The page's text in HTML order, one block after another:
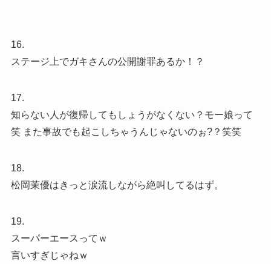
16.
ステージ上でガキさんの公開謝罪あるか！？
17.
知らない人が復帰してもしょうがなくない？モー娘って
笑 また事故でも起こしちゃうんじゃないのぉ?？笑笑
18.
松岡茉優はきっと涙流しながら絶叫してるはず。
19.
スーパーエースってｗ
言いすぎじゃねｗ